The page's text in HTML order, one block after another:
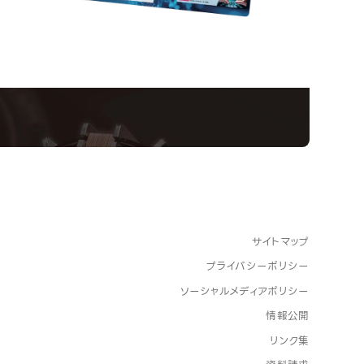
サイトマップ
プライバシーポリシー
ソーシャルメディアポリシー
情報公開
リンク集